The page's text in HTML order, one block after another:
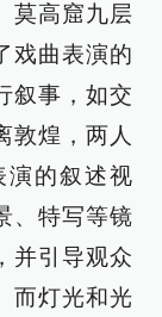
莫高窟九层
戏曲表演的
叙事，如交
敦煌，两人
演的叙述视
、特写等镜
并引导观众
而灯光和光